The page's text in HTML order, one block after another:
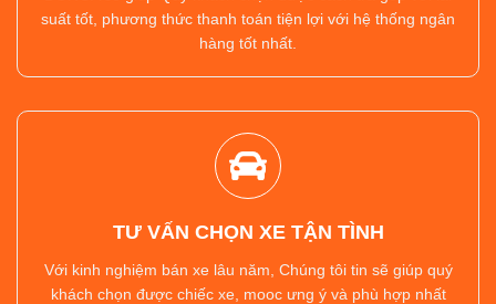
suất tốt, phương thức thanh toán tiện lợi với hệ thống ngân
hàng tốt nhất.
TƯ VẤN CHỌN XE TẬN TÌNH
Với kinh nghiệm bán xe lâu năm, Chúng tôi tin sẽ giúp quý
khách chọn được chiếc xe, mooc ưng ý và phù hợp nhất